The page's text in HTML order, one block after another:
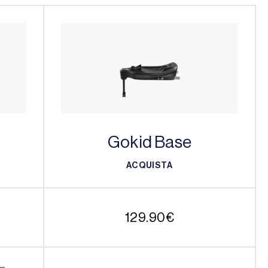
Gokid Base
ACQUISTA
129.90€